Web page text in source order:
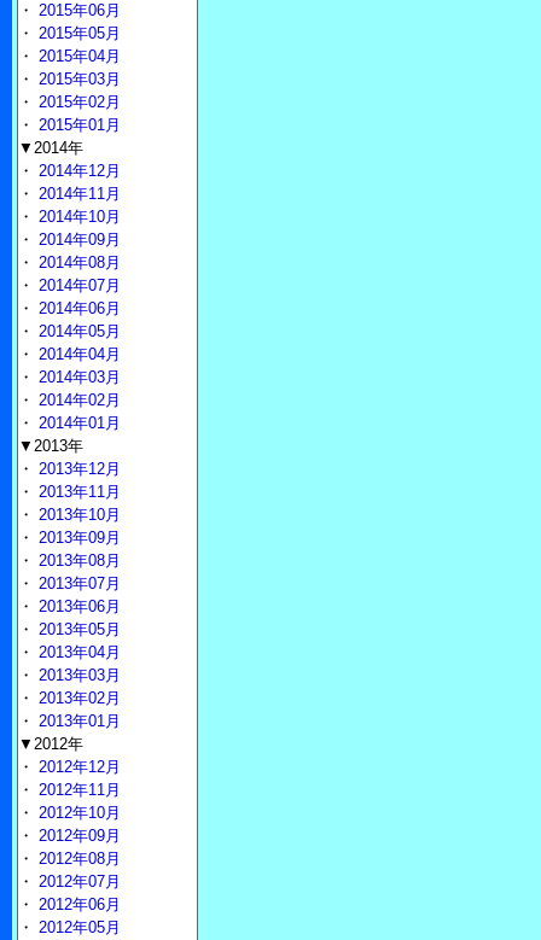
・ 2015年06月
・ 2015年05月
・ 2015年04月
・ 2015年03月
・ 2015年02月
・ 2015年01月
▼2014年
・ 2014年12月
・ 2014年11月
・ 2014年10月
・ 2014年09月
・ 2014年08月
・ 2014年07月
・ 2014年06月
・ 2014年05月
・ 2014年04月
・ 2014年03月
・ 2014年02月
・ 2014年01月
▼2013年
・ 2013年12月
・ 2013年11月
・ 2013年10月
・ 2013年09月
・ 2013年08月
・ 2013年07月
・ 2013年06月
・ 2013年05月
・ 2013年04月
・ 2013年03月
・ 2013年02月
・ 2013年01月
▼2012年
・ 2012年12月
・ 2012年11月
・ 2012年10月
・ 2012年09月
・ 2012年08月
・ 2012年07月
・ 2012年06月
・ 2012年05月